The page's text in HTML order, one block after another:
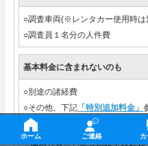
○調査車両(※レンタカー使用時は
○調査員１名分の人件費
基本料金に含まれないのも
○別途の諸経費
○その他、下記 「特別追加料金」
ホーム ご連絡 カ